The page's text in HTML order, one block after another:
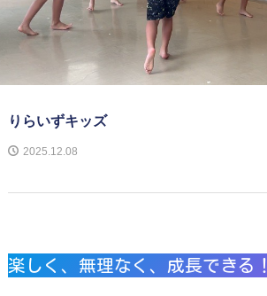
りらいずキッズ
2025.12.08
楽しく、無理なく、成長できる！